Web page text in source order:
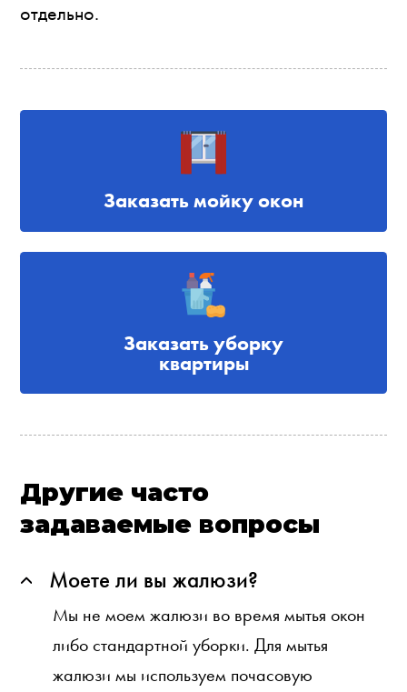
отдельно.
Заказать мойку окон
Заказать уборку
квартиры
Другие часто
задаваемые вопросы
Моете ли вы жалюзи?
Мы не моем жалюзи во время мытья окон
либо стандартной уборки. Для мытья
жалюзи мы используем почасовую